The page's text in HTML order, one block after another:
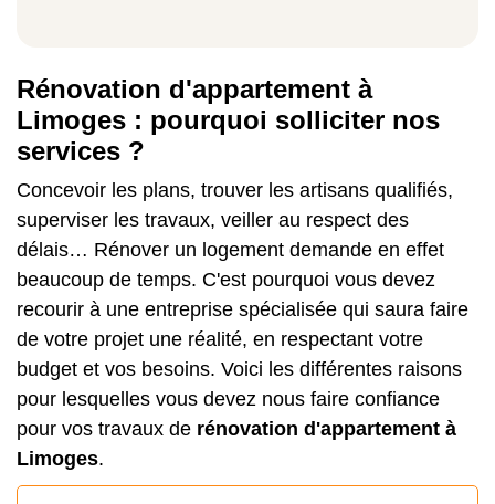
Rénovation d'appartement à
Limoges : pourquoi solliciter nos
services ?
Concevoir les plans, trouver les artisans qualifiés,
superviser les travaux, veiller au respect des
délais… Rénover un logement demande en effet
beaucoup de temps. C'est pourquoi vous devez
recourir à une entreprise spécialisée qui saura faire
de votre projet une réalité, en respectant votre
budget et vos besoins. Voici les différentes raisons
pour lesquelles vous devez nous faire confiance
pour vos travaux de rénovation d'appartement à
Limoges.